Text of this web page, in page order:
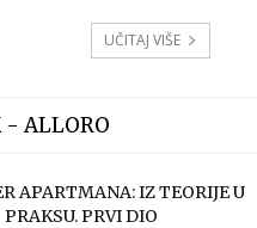
UČITAJ VIŠE
- ALLORO
APARTMANA: IZ TEORIJE U
PRAKSU. PRVI DIO